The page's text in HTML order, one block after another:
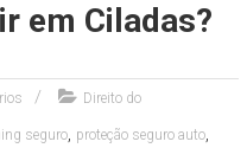
em Ciladas?
Direito do
seguro, proteção seguro auto,